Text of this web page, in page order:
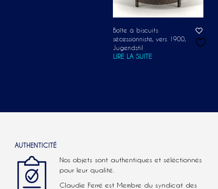
Boîte à biscuits
sécessionniste, vers 1900,
Jugendstil
LIRE LA SUITE
AUTHENTICITÉ
Nos objets sont authentiques et séléctionnés
pour leur qualité.
Claudie Ferré est Membre du syndicat des